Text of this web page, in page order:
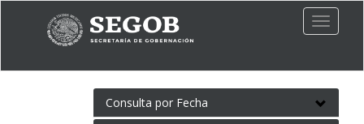
Toggle
Consulta por Fecha